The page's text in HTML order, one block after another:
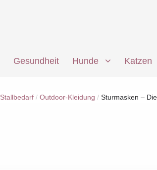
Gesundheit Hunde Katzen
Stallbedarf / Outdoor-Kleidung / Sturmasken –